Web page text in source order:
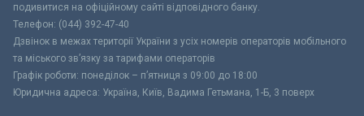
подивитися на офіційному сайті відповідного банку.
Телефон: (044) 392-47-40
Дзвінок в межах території України з усіх номерів операторів мобільного
та міського зв’язку за тарифами операторів
Графік роботи: понеділок – п’ятниця з 09:00 до 18:00
Юридична адреса: Україна, Київ, Вадима Гетьмана, 1-Б, 3 поверх